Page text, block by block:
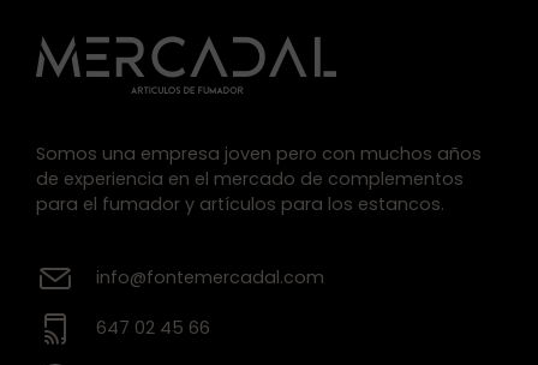
Somos una empresa joven pero con muchos años
de experiencia en el mercado de complementos
para el fumador y artículos para los estancos.
info@fontemercadal.com
647 02 45 66